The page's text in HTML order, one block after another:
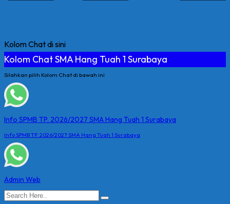
Kolom Chat di sini
Kolom Chat SMA Hang Tuah 1 Surabaya
Silahkan pilih Kolom Chat di bawah ini
Info SPMB TP. 2026/2027 SMA Hang Tuah 1 Surabaya
Info SPMB TP. 2026/2027 SMA Hang Tuah 1 Surabaya
Admin Web